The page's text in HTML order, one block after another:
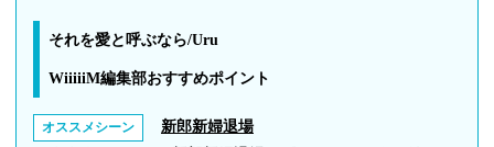
それを愛と呼ぶなら/Uru
WiiiiiM編集部おすすめポイント
オススメシーン
新郎新婦退場